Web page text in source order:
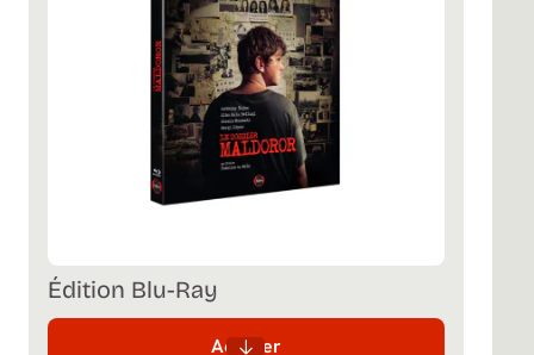
Édition Blu-Ray
Acheter